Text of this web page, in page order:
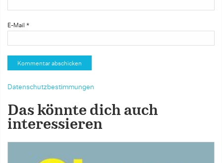
E-Mail *
Datenschutzbestimmungen
Das könnte dich auch
interessieren